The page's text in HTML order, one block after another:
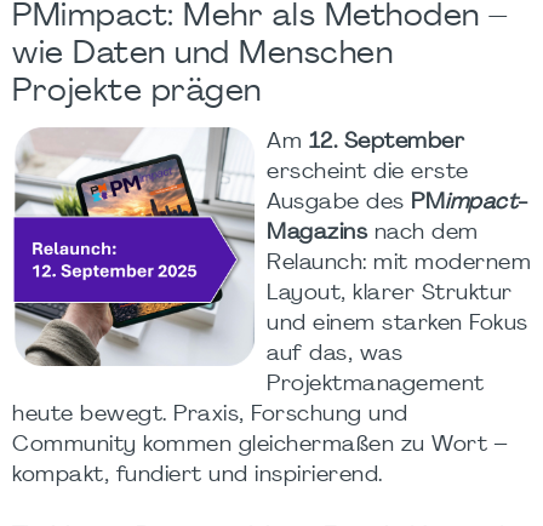
PMimpact: Mehr als Methoden –
wie Daten und Menschen
Projekte prägen
Am 12. September
erscheint die erste
Ausgabe des PMimpact-
Magazinsnach dem
Relaunch: mit modernem
Layout, klarer Struktur
und einem starken Fokus
auf das, was
Projektmanagement
heute bewegt. Praxis, Forschung und
Community kommen gleichermaßen zu Wort –
kompakt, fundiert und inspirierend.